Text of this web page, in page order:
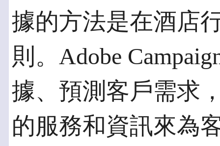
據的方法是在酒店
則。Adobe
據、預測客戶需求
的服務和資訊來為